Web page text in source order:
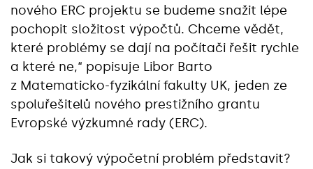
nového ERC projektu se budeme snažit lépe
pochopit složitost výpočtů. Chceme vědět,
které problémy se dají na počítači řešit rychle
a které ne,“ popisuje Libor Barto
z Matematicko-fyzikální fakulty UK, jeden ze
spoluřešitelů nového prestižního grantu
Evropské výzkumné rady (ERC).
Jak si takový výpočetní problém představit?